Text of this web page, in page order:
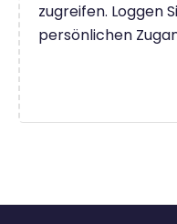
zugreifen. Loggen
persönlichen